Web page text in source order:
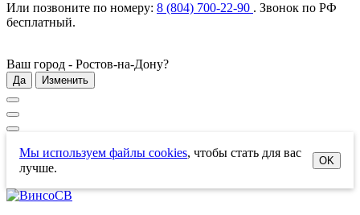
Или позвоните по номеру: 8 (804) 700-22-90 . Звонок по РФ
бесплатный.
Ваш город - Ростов-на-Дону?
Да Изменить
Мы используем файлы cookies, чтобы стать для вас
лучше.
OK